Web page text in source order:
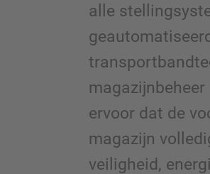
alle
ervoor dat de
magazijn
veiligheid,